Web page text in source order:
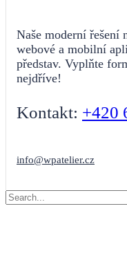
Naše moderní řešení
webové a mobilní
představ. Vyplňte
nejdříve!
Kontakt: +420
info@wpatelier.cz